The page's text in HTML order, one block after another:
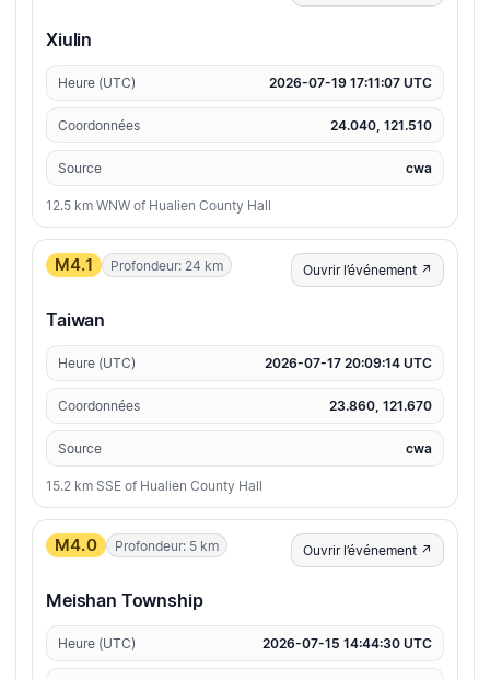
Xiulin
Heure (UTC) 2026-07-19 17:11:07 UTC
Coordonnées 24.040, 121.510
Source cwa
12.5 km WNW of Hualien County Hall
M4.1 Profondeur: 24 km Ouvrir l’événement ↗
Taiwan
Heure (UTC) 2026-07-17 20:09:14 UTC
Coordonnées 23.860, 121.670
Source cwa
15.2 km SSE of Hualien County Hall
M4.0 Profondeur: 5 km Ouvrir l’événement ↗
Meishan Township
Heure (UTC) 2026-07-15 14:44:30 UTC